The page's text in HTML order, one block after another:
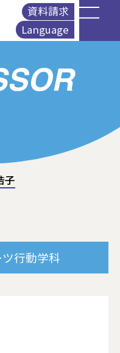
資料請求
Language
简体中文
繁體中文
子
行動学科